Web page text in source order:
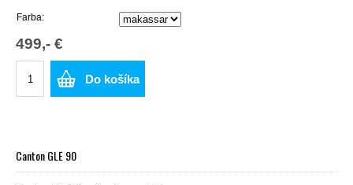
Farba:
499,- €
Do košíka
Canton GLE 90